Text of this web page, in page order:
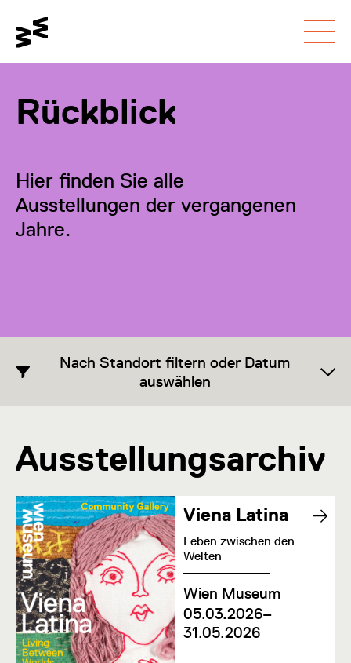
Rückblick
Hier finden Sie alle
Ausstellungen der vergangenen
Jahre.
Nach Standort filtern oder Datum
auswählen
Ausstellungsarchiv
Viena Latina
Leben zwischen den
Welten
Wien Museum
05.03.2026–
31.05.2026